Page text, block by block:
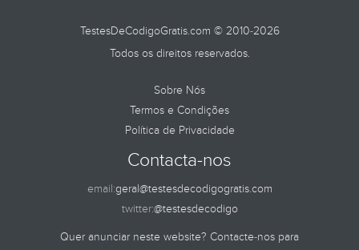
TestesDeCodigoGratis.com © 2010-2026
Todos os direitos reservados.
Sobre Nós
Termos e Condições
Política de Privacidade
Contacta-nos
email:geral@testesdecodigogratis.com
twitter:@testesdecodigo
Quer anunciar neste website? Contacte-nos para